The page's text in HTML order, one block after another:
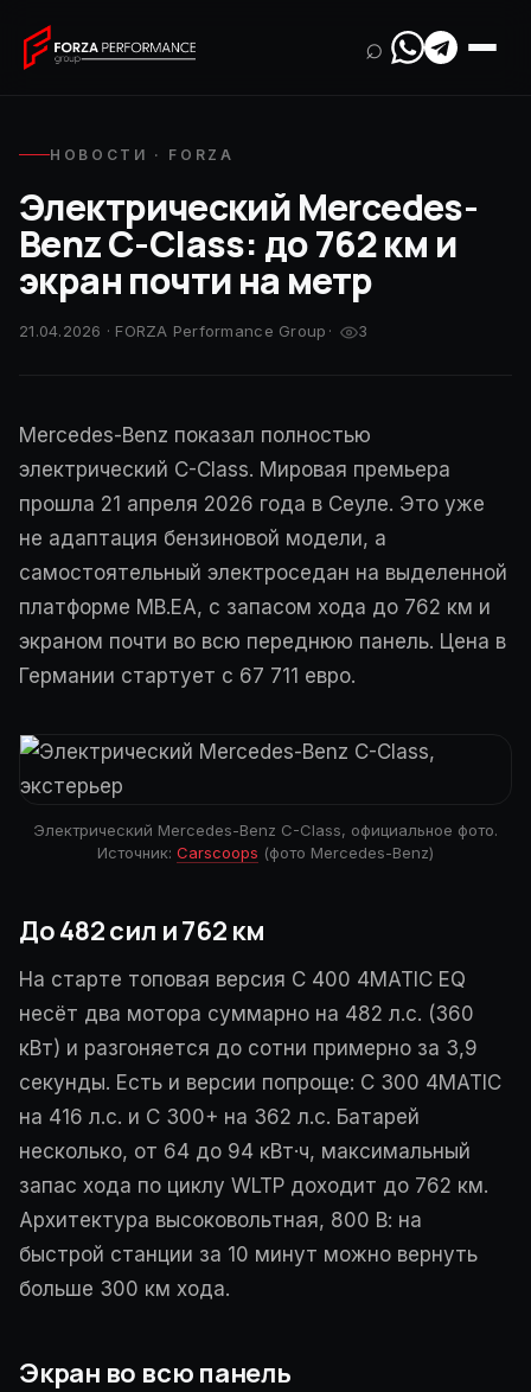
⌕
НОВОСТИ · FORZA
Электрический Mercedes-
Benz C-Class: до 762 км и
экран почти на метр
21.04.2026 · FORZA Performance Group · 3
Mercedes-Benz показал полностью
электрический C-Class. Мировая премьера
прошла 21 апреля 2026 года в Сеуле. Это уже
не адаптация бензиновой модели, а
самостоятельный электроседан на выделенной
платформе MB.EA, с запасом хода до 762 км и
экраном почти во всю переднюю панель. Цена в
Германии стартует с 67 711 евро.
Электрический Mercedes-Benz C-Class, официальное фото.
Источник: Carscoops (фото Mercedes-Benz)
До 482 сил и 762 км
На старте топовая версия C 400 4MATIC EQ
несёт два мотора суммарно на 482 л.с. (360
кВт) и разгоняется до сотни примерно за 3,9
секунды. Есть и версии попроще: C 300 4MATIC
на 416 л.с. и C 300+ на 362 л.с. Батарей
несколько, от 64 до 94 кВт·ч, максимальный
запас хода по циклу WLTP доходит до 762 км.
Архитектура высоковольтная, 800 В: на
быстрой станции за 10 минут можно вернуть
больше 300 км хода.
Экран во всю панель